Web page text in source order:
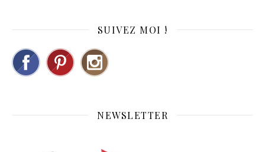
SUIVEZ MOI !
NEWSLETTER